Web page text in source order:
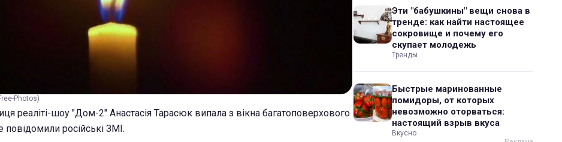
Photos)
реаліті-шоу "Дом-2" Анастасія Тарасюк випала з вікна багатоповерхового
російські ЗМІ.
Эти "бабушкины" вещи снова в
тренде: как найти настоящее
сокровище и почему его
скупает молодежь
Тренды
Быстрые маринованные
помидоры, от которых
невозможно оторваться:
настоящий взрыв вкуса
Вкусно